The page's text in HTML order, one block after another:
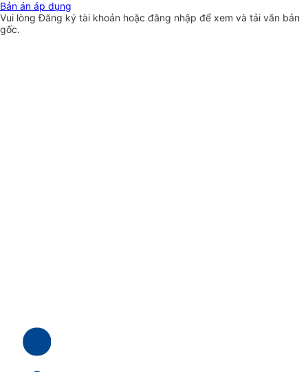
Bản án áp dụng
Vui lòngĐăng ký tài khoản hoặc đăng nhập để xem và tải văn bản
gốc.